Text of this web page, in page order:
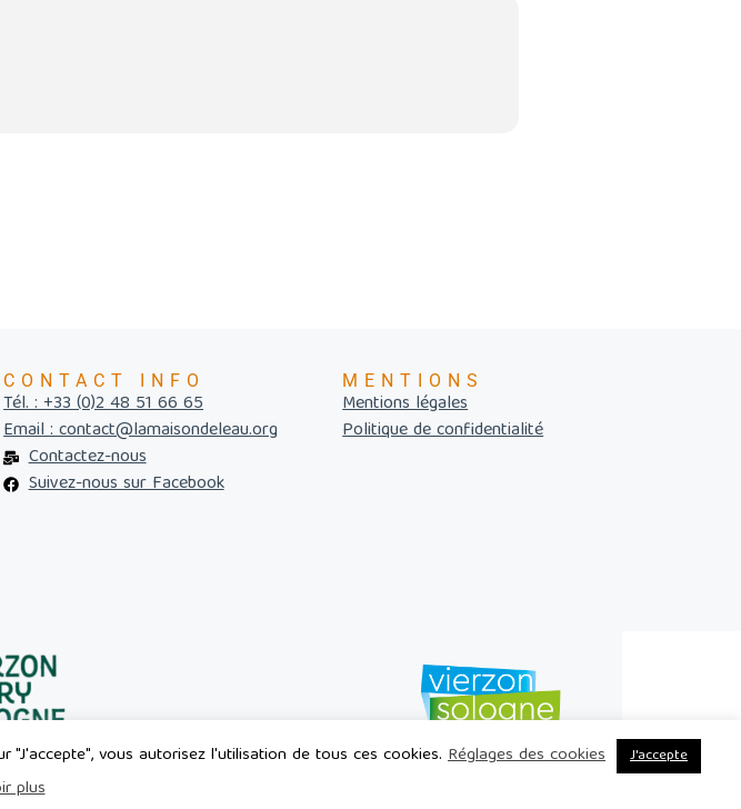
CONTACT INFO
Tél. : +33 (0)2 48 51 66 65
Email : contact@lamaisondeleau.org
Contactez-nous
Suivez-nous sur Facebook
MENTIONS
Mentions légales
Politique de confidentialité
sur-Barangeon - tous droits réservés
vous autorisez l'utilisation de tous ces cookies. Réglages des cookies J'accepte
plus